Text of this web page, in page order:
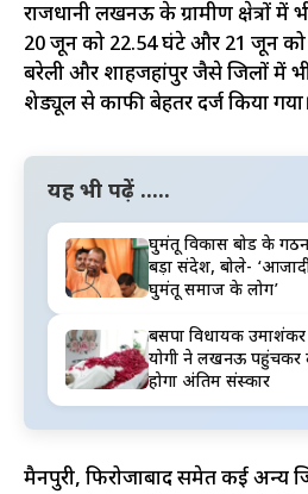
राजधानी लखनऊ के ग्रामीण क्षेत्रों में
20 जून को 22.54 घंटे और 21 जून को
बरेली और शाहजहांपुर जैसे जिलों में भी
शेड्यूल से काफी बेहतर दर्ज किया गया।
यह भी पढ़ें .....
घुमंतू विकास बोर्ड के
बड़ा संदेश, बोले-
घुमंतू समाज के लोग’
बसपा विधायक
योगी ने लखनऊ पहुंचकर
होगा अंतिम संस्कार
मैनपुरी, फिरोजाबाद समेत कई अन्य